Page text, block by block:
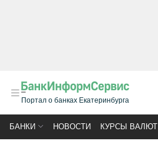
Портал о банках Екатеринбурга
БАНКИ НОВОСТИ КУРСЫ ВАЛЮТ